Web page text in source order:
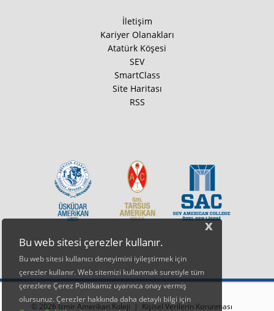
x
Bu web sitesi çerezler kullanır.
Bu web sitesi kullanıcı deneyimini iyileştirmek için
çerezler kullanır. Web sitemizi kullanmak suretiyle tüm
çerezlere Çerez Politikamız uyarınca onay vermiş
olursunuz. Çerezler hakkında daha detaylı bilgi için
İletişim
Kariyer Olanakları
Atatürk Köşesi
SEV
SmartClass
Site Haritası
RSS
© 2026 İzmir Amerikan Koleji | Kişisel Verilerin Korunması